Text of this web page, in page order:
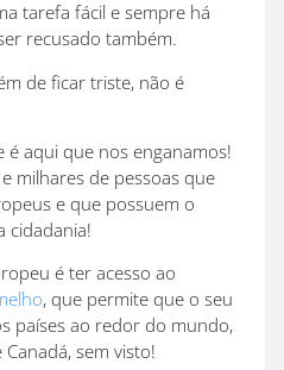
tarefa fácil e sempre há
recusado também.
de ficar triste, não é
é aqui que nos enganamos!
milhares de pessoas que
e que possuem o
cidadania!
é ter acesso ao
, que permite que o seu
países ao redor do mundo,
sem visto!